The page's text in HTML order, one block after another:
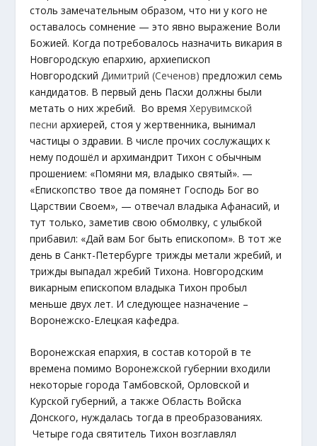
столь замечательным образом, что ни у кого не
оставалось сомнение — это явно выражение Воли
Божией. Когда потребовалось назначить викария в
Новгородскую епархию, архиепископ
Новгородский Димитрий (Сеченов) предложил семь
кандидатов. В первый день Пасхи должны были
метать о них жребий. Во времяХерувимской
песни архиерей, стоя у жертвенника, вынимал
частицы о здравии. В числе прочих сослужащих к
нему подошёл и архимандрит Тихон с обычным
прошением: «Помяни мя, владыко святый». —
«Епископство твое да помянет Господь Бог во
Царствии Своем», — отвечал владыка Афанасий, и
тут только, заметив свою обмолвку, с улыбкой
прибавил: «Дай вам Бог быть епископом». В тот же
день в Санкт-Петербурге трижды метали жребий, и
трижды выпадал жребий Тихона. Новгородским
викарным епископом владыка Тихон пробыл
меньше двух лет. И следующее назначение –
Воронежско-Елецкая кафедра.
Воронежская епархия, в состав которой в те
времена помимо Воронежской губернии входили
некоторые города Тамбовской, Орловской и
Курской губерний, а также Область Войска
Донского, нуждалась тогда в преобразованиях.
Четыре года святитель Тихон возглавлял